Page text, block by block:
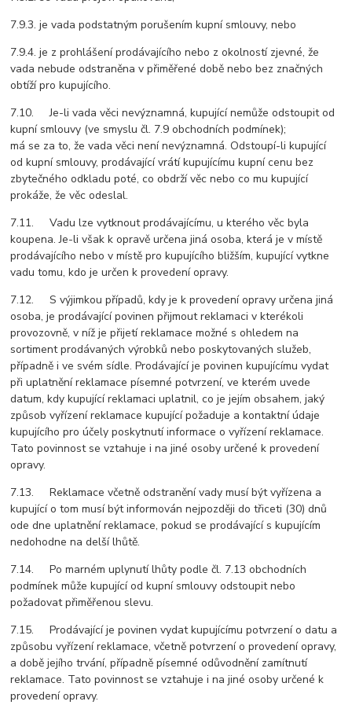
7.9.3. je vada podstatným porušením kupní smlouvy, nebo
7.9.4. je z prohlášení prodávajícího nebo z okolností zjevné, že
vada nebude odstraněna v přiměřené době nebo bez značných
obtíží pro kupujícího.
7.10. Je-li vada věci nevýznamná, kupující nemůže odstoupit od
kupní smlouvy (ve smyslu čl. 7.9 obchodních podmínek);
má se za to, že vada věci není nevýznamná. Odstoupí-li kupující
od kupní smlouvy, prodávající vrátí kupujícímu kupní cenu bez
zbytečného odkladu poté, co obdrží věc nebo co mu kupující
prokáže, že věc odeslal.
7.11. Vadu lze vytknout prodávajícímu, u kterého věc byla
koupena. Je-li však k opravě určena jiná osoba, která je v místě
prodávajícího nebo v místě pro kupujícího bližším, kupující vytkne
vadu tomu, kdo je určen k provedení opravy.
7.12. S výjimkou případů, kdy je k provedení opravy určena jiná
osoba, je prodávající povinen přijmout reklamaci v kterékoli
provozovně, v níž je přijetí reklamace možné s ohledem na
sortiment prodávaných výrobků nebo poskytovaných služeb,
případně i ve svém sídle. Prodávající je povinen kupujícímu vydat
při uplatnění reklamace písemné potvrzení, ve kterém uvede
datum, kdy kupující reklamaci uplatnil, co je jejím obsahem, jaký
způsob vyřízení reklamace kupující požaduje a kontaktní údaje
kupujícího pro účely poskytnutí informace o vyřízení reklamace.
Tato povinnost se vztahuje i na jiné osoby určené k provedení
opravy.
7.13. Reklamace včetně odstranění vady musí být vyřízena a
kupující o tom musí být informován nejpozději do třiceti (30) dnů
ode dne uplatnění reklamace, pokud se prodávající s kupujícím
nedohodne na delší lhůtě.
7.14. Po marném uplynutí lhůty podle čl. 7.13 obchodních
podmínek může kupující od kupní smlouvy odstoupit nebo
požadovat přiměřenou slevu.
7.15. Prodávající je povinen vydat kupujícímu potvrzení o datu a
způsobu vyřízení reklamace, včetně potvrzení o provedení opravy,
a době jejího trvání, případně písemné odůvodnění zamítnutí
reklamace. Tato povinnost se vztahuje i na jiné osoby určené k
provedení opravy.